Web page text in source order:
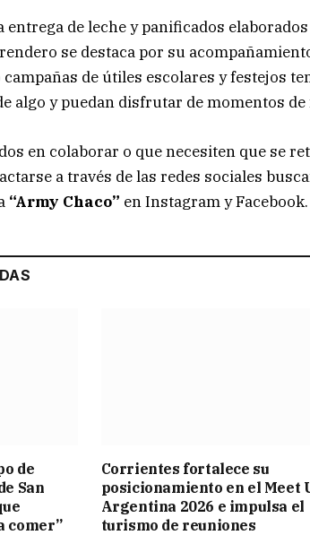
entrega de leche y panificados
se destaca por su
de útiles escolares y festejos
algo y puedan disfrutar de momentos
en colaborar o que necesiten que se
a través de las redes sociales
“Army Chaco” en Instagram y Facebook.
de
San
comer”
Corrientes fortalece su
posicionamiento en el Meet
Argentina 2026 e impulsa el
turismo de reuniones